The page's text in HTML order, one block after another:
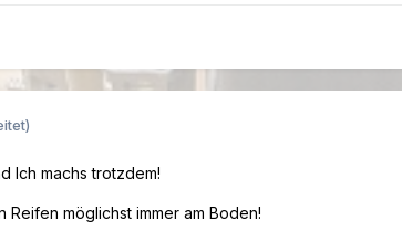
Ich machs trotzdem!
Reifen möglichst immer am Boden!